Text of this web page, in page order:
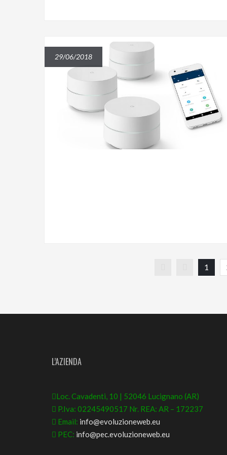
29/06/2018
1
L’AZIENDA
Loc. Cavadenti, 10 | 52046 Lucignano (AR)
P.Iva: 02245490517 Nr. REA: AR – 172237
Email: info@evoluzioneweb.eu
PEC: info@pec.evoluzioneweb.eu